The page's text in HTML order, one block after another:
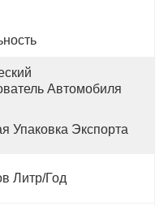
Автомобиля
Упаковка Экспорта
Литр/год